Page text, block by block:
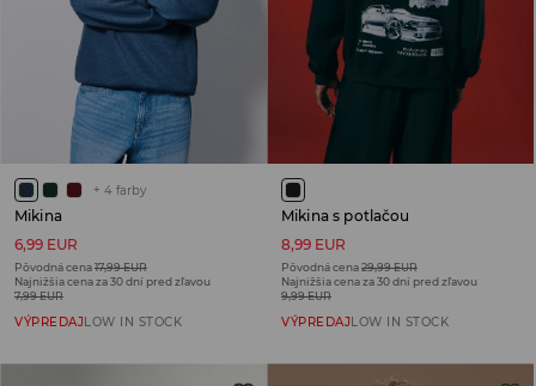
+ 4 farby
Mikina
6,99 EUR
Pôvodná cena17,99 EUR
Najnižšia cena za 30 dní pred zľavou
7,99 EUR
VÝPREDAJ LOW IN STOCK
Mikina s potlačou
8,99 EUR
Pôvodná cena29,99 EUR
Najnižšia cena za 30 dní pred zľavou
9,99 EUR
VÝPREDAJ LOW IN STOCK